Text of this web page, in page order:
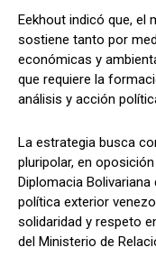
Eekhout indicó que, el
sostiene tanto por
económicas y
que requiere la
análisis y acción
La estrategia busca
pluripolar, en
Diplomacia
política exterior
solidaridad y respeto
del Ministerio de